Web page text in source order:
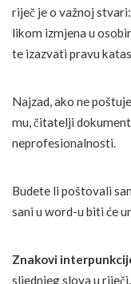
riječ je o va­žnoj
li­kom i­zmje­na u
te iza­zva­ti pravu
Naj­zad, ako ne
mu, čitatelji
neprofesionalnosti.
Bu­de­te li po­što­va­li
sa­ni u word-u bi­ti će
Zna­ko­vi
sljednjeg slo­va u